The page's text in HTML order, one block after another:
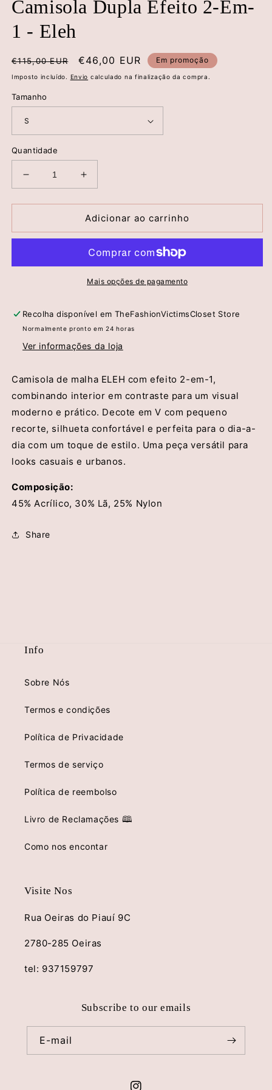
Camisola Dupla Efeito 2-Em-
1 - Eleh
Preço
normal
€115,00 EUR
Preço
de
€46,00 EUR Em promoção
Imposto incluído. Envio calculado na finalização da compra.
Tamanho
Quantidade
Diminuir
a
quantidade
Camisola
2-
Eleh
Aumentar
a
quantidade
de
Camisola
Efeito
2-
Em-
-
Eleh
Adicionar ao carrinho
Mais opções de pagamento
Recolha disponível em TheFashionVictimsCloset Store
Normalmente pronto em 24 horas
Ver informações da loja
Camisola de malha ELEH com efeito 2-em-1,
combinando interior em contraste para um visual
moderno e prático. Decote em V com pequeno
recorte, silhueta confortável e perfeita para o dia-a-
dia com um toque de estilo. Uma peça versátil para
looks casuais e urbanos.
Composição:
45% Acrílico, 30% Lã, 25% Nylon
Share
Info
Sobre Nós
Termos e condições
Política de Privacidade
Termos de serviço
Política de reembolso
Livro de Reclamações 🕮
Como nos encontar
Visite Nos
Rua Oeiras do Piauí 9C
2780-285 Oeiras
tel: 937159797
Subscribe to our emails
E-mail